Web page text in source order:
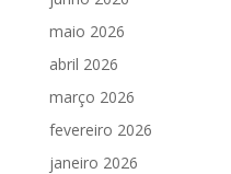
maio 2026
abril 2026
março 2026
fevereiro 2026
janeiro 2026